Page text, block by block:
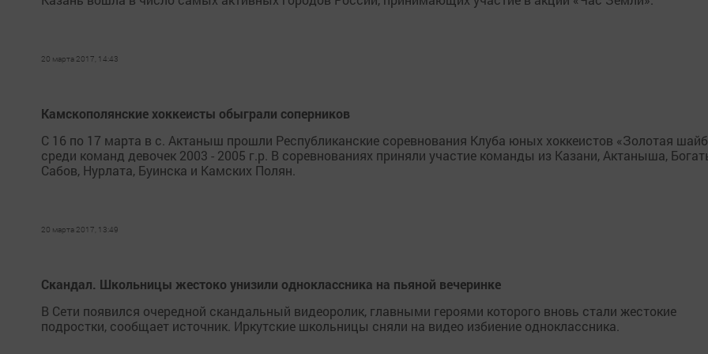
20 марта 2017, 14:43
Камскополянские хоккеисты обыграли соперников
С 16 по 17 марта в с. Актаныш прошли Республиканские соревнования Клуба юных хоккеистов «Золотая
среди команд девочек 2003 - 2005 г.р. В соревнованиях приняли участие команды из Казани, Актаныша,
Сабов, Нурлата, Буинска и Камских Полян.
20 марта 2017, 13:49
Скандал. Школьницы жестоко унизили одноклассника на пьяной вечеринке
В Сети появился очередной скандальный видеоролик, главными героями которого вновь стали жестокие
подростки, сообщает источник. Иркутские школьницы сняли на видео избиение одноклассника.